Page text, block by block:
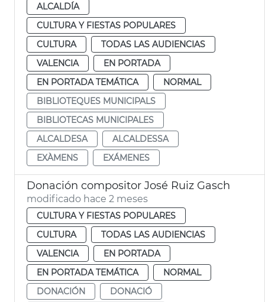
ALCALDÍA
CULTURA Y FIESTAS POPULARES
CULTURA
TODAS LAS AUDIENCIAS
VALENCIA
EN PORTADA
EN PORTADA TEMÁTICA
NORMAL
BIBLIOTEQUES MUNICIPALS
BIBLIOTECAS MUNICIPALES
ALCALDESA
ALCALDESSA
EXÀMENS
EXÁMENES
Donación compositor José Ruiz Gasch
modificado hace 2 meses
CULTURA Y FIESTAS POPULARES
CULTURA
TODAS LAS AUDIENCIAS
VALENCIA
EN PORTADA
EN PORTADA TEMÁTICA
NORMAL
DONACIÓN
DONACIÓ